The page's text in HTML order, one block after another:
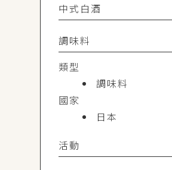
中式白酒
調味料
類型
調味料
國家
日本
活動